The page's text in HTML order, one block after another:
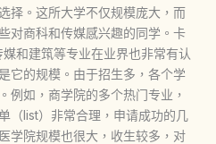
择。这所大学不仅规模庞大，而
对商科和传媒感兴趣的同学。卡
和建筑等专业在业界也非常有认
它的规模。由于招生多，各个学
例如，商学院的多个热门专业，
（list）非常合理，申请成功的几
学院规模也很大，收生较多，对